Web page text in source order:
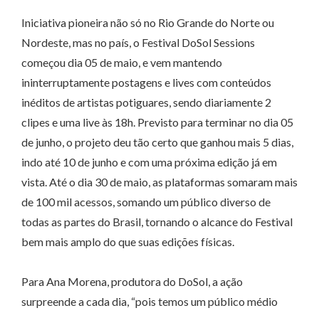
Iniciativa pioneira não só no Rio Grande do Norte ou
Nordeste, mas no país, o Festival DoSol Sessions
começou dia 05 de maio, e vem mantendo
ininterruptamente postagens e lives com conteúdos
inéditos de artistas potiguares, sendo diariamente 2
clipes e uma live às 18h. Previsto para terminar no dia 05
de junho, o projeto deu tão certo que ganhou mais 5 dias,
indo até 10 de junho e com uma próxima edição já em
vista. Até o dia 30 de maio, as plataformas somaram mais
de 100 mil acessos, somando um público diverso de
todas as partes do Brasil, tornando o alcance do Festival
bem mais amplo do que suas edições físicas.
Para Ana Morena, produtora do DoSol, a ação
surpreende a cada dia, “pois temos um público médio